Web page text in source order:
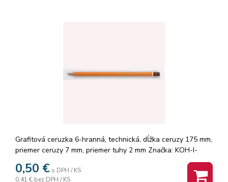
Grafitová ceruzka 6-hranná, technická, dĺžka ceruzy 175 mm,
priemer ceruzy 7 mm, priemer tuhy 2 mm Značka: KOH-I-
0,50 € s DPH / KS
0,41 € bez DPH / KS